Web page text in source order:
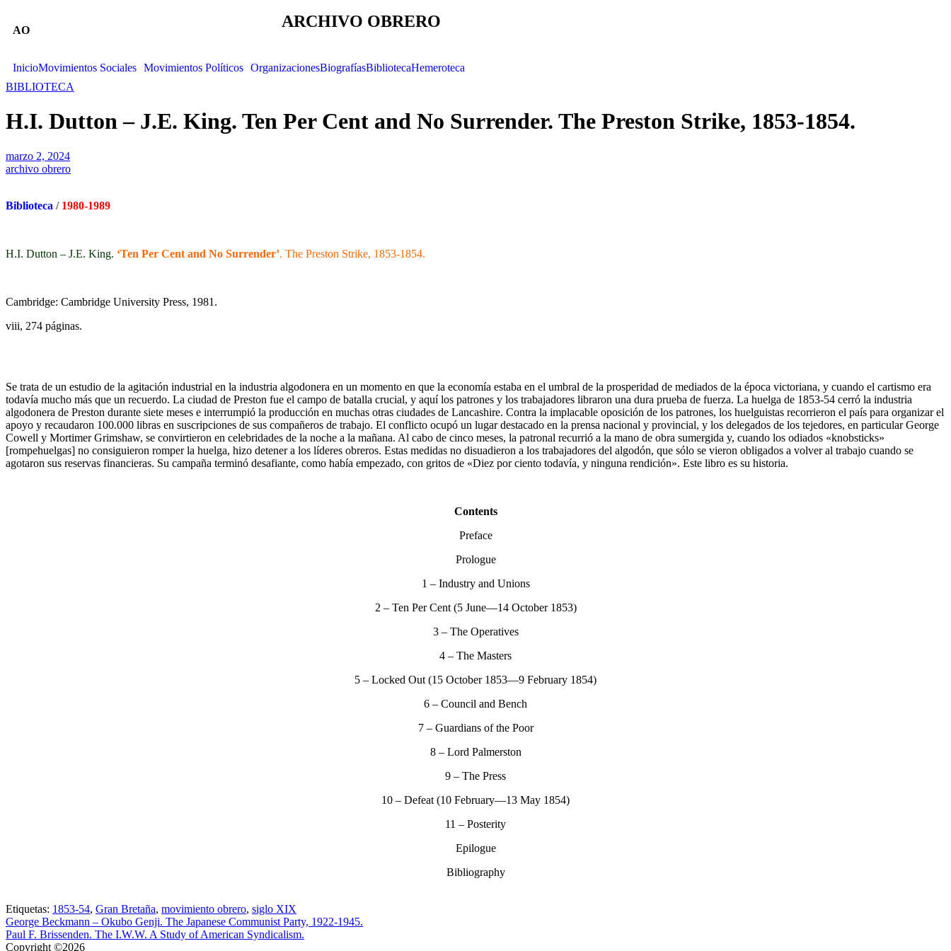
AO ARCHIVO OBRERO
InicioMovimientos Sociales Movimientos Políticos OrganizacionesBiografíasBibliotecaHemeroteca
BIBLIOTECA
H.I. Dutton – J.E. King. Ten Per Cent and No Surrender. The Preston Strike, 1853-1854.
marzo 2, 2024
archivo obrero
Biblioteca / 1980-1989
H.I. Dutton – J.E. King. ‘Ten Per Cent and No Surrender’. The Preston Strike, 1853-1854.
Cambridge: Cambridge University Press, 1981.
viii, 274 páginas.
Se trata de un estudio de la agitación industrial en la industria algodonera en un momento en que la economía estaba en el umbral de la prosperidad de mediados de la época victoriana, y cuando el cartismo era
todavía mucho más que un recuerdo. La ciudad de Preston fue el campo de batalla crucial, y aquí los patrones y los trabajadores libraron una dura prueba de fuerza. La huelga de 1853-54 cerró la industria
algodonera de Preston durante siete meses e interrumpió la producción en muchas otras ciudades de Lancashire. Contra la implacable oposición de los patrones, los huelguistas recorrieron el país para organizar el
apoyo y recaudaron 100.000 libras en suscripciones de sus compañeros de trabajo. El conflicto ocupó un lugar destacado en la prensa nacional y provincial, y los delegados de los tejedores, en particular George
Cowell y Mortimer Grimshaw, se convirtieron en celebridades de la noche a la mañana. Al cabo de cinco meses, la patronal recurrió a la mano de obra sumergida y, cuando los odiados «knobsticks»
[rompehuelgas] no consiguieron romper la huelga, hizo detener a los líderes obreros. Estas medidas no disuadieron a los trabajadores del algodón, que sólo se vieron obligados a volver al trabajo cuando se
agotaron sus reservas financieras. Su campaña terminó desafiante, como había empezado, con gritos de «Diez por ciento todavía, y ninguna rendición». Este libro es su historia.
Contents
Preface
Prologue
1 – Industry and Unions
2 – Ten Per Cent (5 June—14 October 1853)
3 – The Operatives
4 – The Masters
5 – Locked Out (15 October 1853—9 February 1854)
6 – Council and Bench
7 – Guardians of the Poor
8 – Lord Palmerston
9 – The Press
10 – Defeat (10 February—13 May 1854)
11 – Posterity
Epilogue
Bibliography
Etiquetas: 1853-54, Gran Bretaña, movimiento obrero, siglo XIX
George Beckmann – Okubo Genji. The Japanese Communist Party, 1922-1945.
Paul F. Brissenden. The I.W.W. A Study of American Syndicalism.
Copyright ©2026